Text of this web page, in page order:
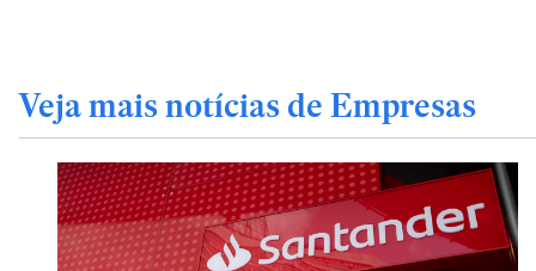
Veja mais notícias de Empresas